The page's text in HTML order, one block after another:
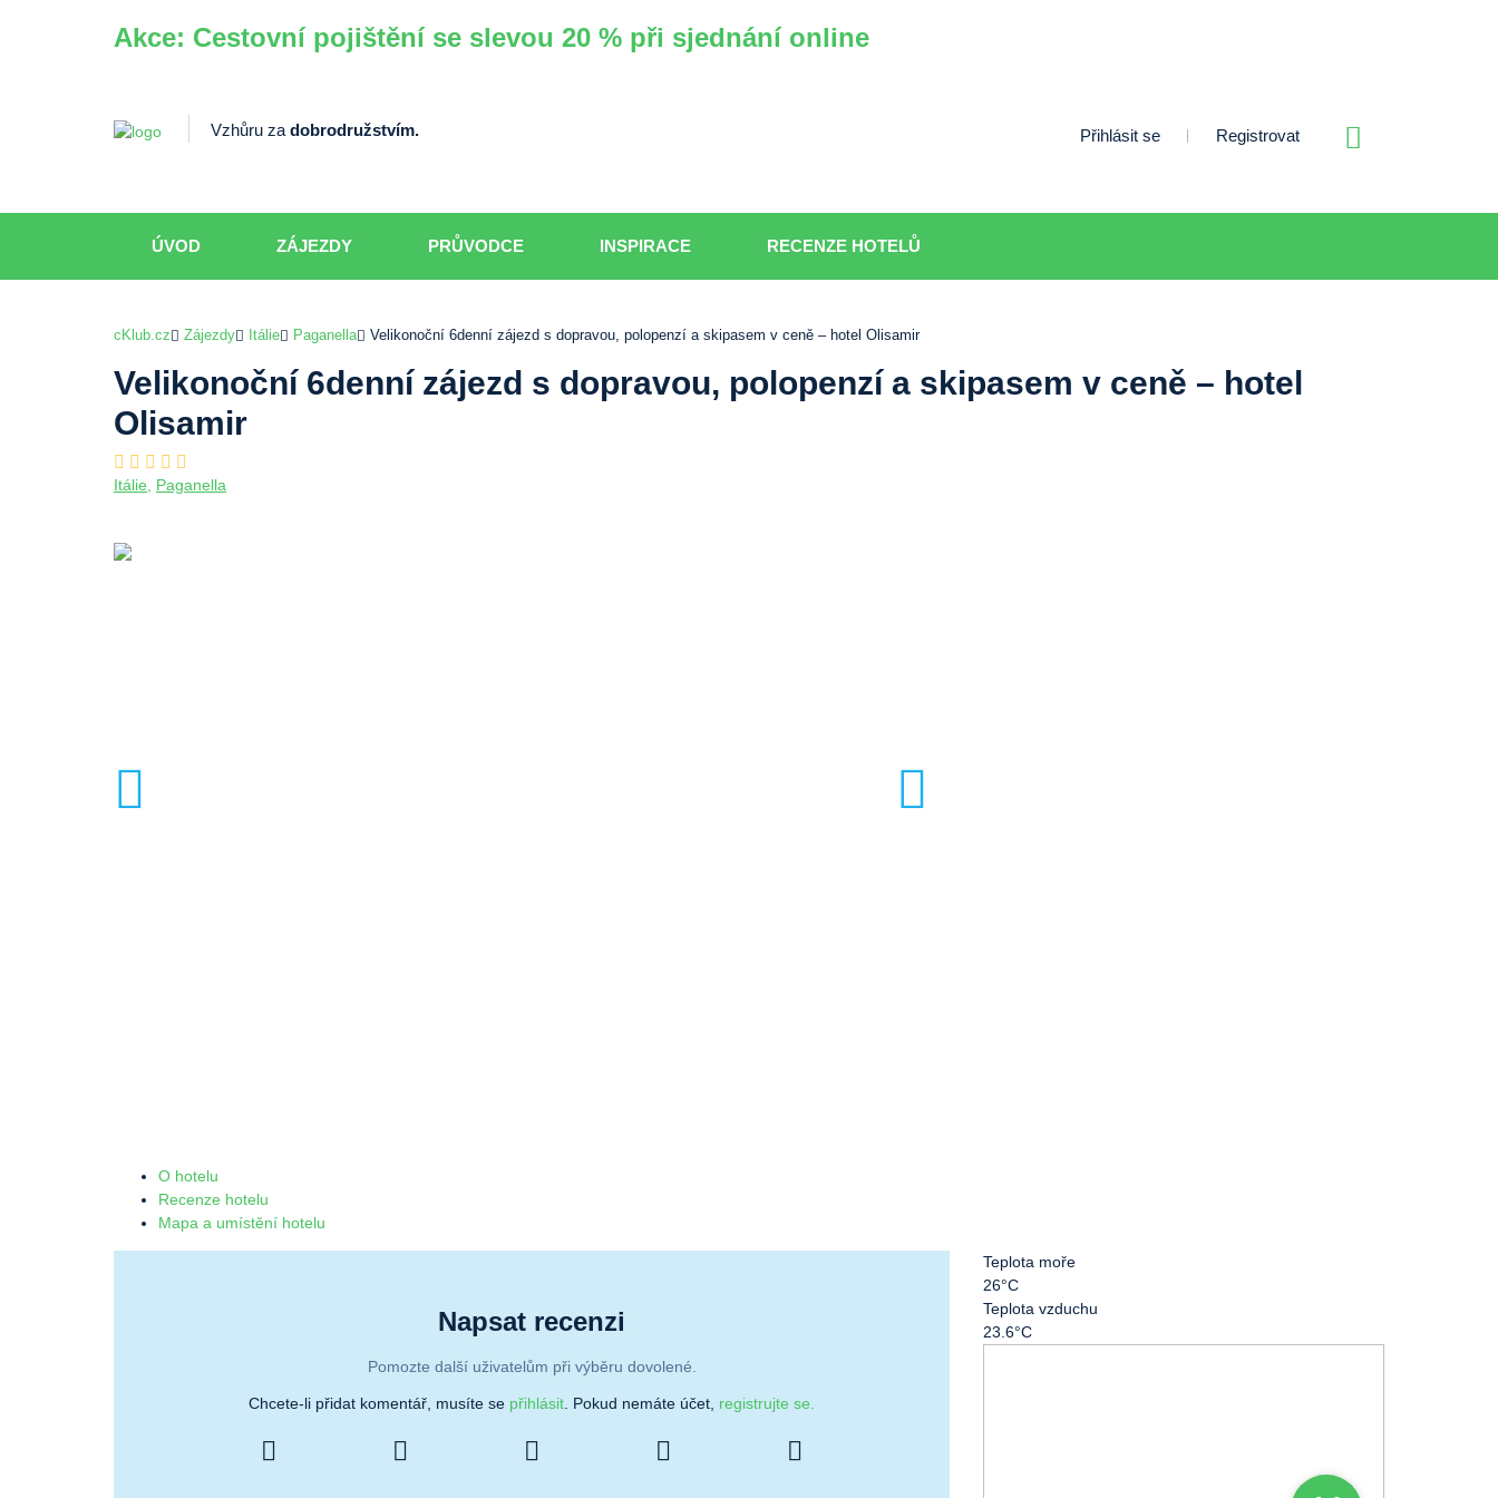
Akce: Cestovní pojištění se slevou 20 % při sjednání online
Vzhůru za dobrodružstvím. Přihlásit se Registrovat
ÚVOD ZÁJEZDY PRŮVODCE INSPIRACE RECENZE HOTELŮ
cKlub.cz Zájezdy Itálie Paganella Velikonoční 6denní zájezd s dopravou, polopenzí a skipasem v ceně – hotel Olisamir
Velikonoční 6denní zájezd s dopravou, polopenzí a skipasem v ceně – hotel
Olisamir
Itálie Paganella
O hotelu
Recenze hotelu
Mapa a umístění hotelu
Napsat recenzi
Pomozte další uživatelům při výběru dovolené.
Chcete-li přidat komentář, musíte se přihlásit . Pokud nemáte účet, registrujte se.
Teplota moře
26°C
Teplota vzduchu
23.6°C